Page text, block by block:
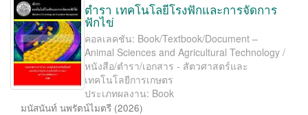
ตำรา เทคโนโลยีโรงฟักและการจัดการ
ฟักไข่
คอลเลคชัน: Book/Textbook/Document –
Animal Sciences and Agricultural Technology /
หนังสือ/ตำรา/เอกสาร - สัตวศาสตร์และ
เทคโนโลยีการเกษตร
ประเภทผลงาน: Book
มนัสนันท์ นพรัตน์ไมตรี (2026)